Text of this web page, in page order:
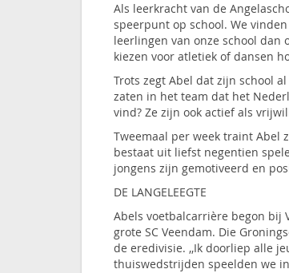
Als leerkracht van de
speerpunt op school. We
leerlingen van onze school dan
kiezen voor atletiek of dansen
Trots zegt Abel dat zijn school
zaten in het team dat het
vind? Ze zijn ook actief als
Tweemaal per week traint Abel
bestaat uit liefst negentien
jongens zijn gemotiveerd en
DE LANGELEEGTE
Abels voetbalcarrière begon bij
grote SC Veendam. Die
de eredivisie. ,,Ik doorliep alle
thuiswedstrijden speelden we